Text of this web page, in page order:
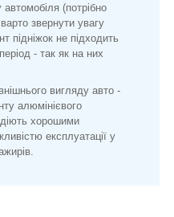
(потрібно
звернути увагу
підніжок не підходить
- так як на них
вигляду авто -
алюмінієвого
хорошими
експлуатації у